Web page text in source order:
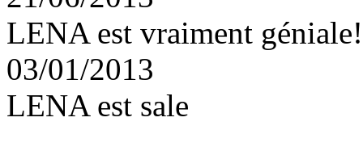
LENA est vraiment géniale!
03/01/2013
LENA est sale